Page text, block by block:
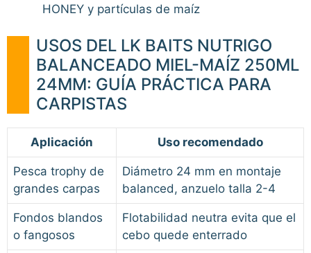
HONEY y partículas de maíz
USOS DEL LK BAITS NUTRIGO
BALANCEADO MIEL-MAÍZ 250ML
24MM: GUÍA PRÁCTICA PARA
CARPISTAS
Aplicación Uso recomendado
Pesca trophy de
grandes carpas
Diámetro 24 mm en montaje
balanced, anzuelo talla 2-4
Fondos blandos
o fangosos
Flotabilidad neutra evita que el
cebo quede enterrado